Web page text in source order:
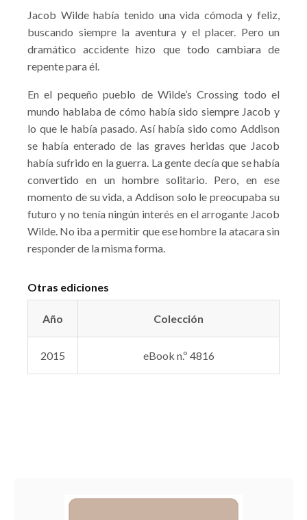
Jacob Wilde había tenido una vida cómoda y feliz,
buscando siempre la aventura y el placer. Pero un
dramático accidente hizo que todo cambiara de
repente para él.
En el pequeño pueblo de Wilde’s Crossing todo el
mundo hablaba de cómo había sido siempre Jacob y
lo que le había pasado. Así había sido como Addison
se había enterado de las graves heridas que Jacob
había sufrido en la guerra. La gente decía que se había
convertido en un hombre solitario. Pero, en ese
momento de su vida, a Addison solo le preocupaba su
futuro y no tenía ningún interés en el arrogante Jacob
Wilde. No iba a permitir que ese hombre la atacara sin
responder de la misma forma.
Otras ediciones
Año Colección
2015 eBook n.º 4816